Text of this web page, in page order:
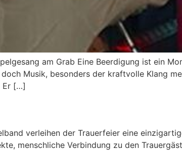
am Grab Eine Beerdigung ist ein
Musik, besonders der kraftvolle Klang
Er […]
verleihen der Trauerfeier eine
menschliche Verbindung zu den